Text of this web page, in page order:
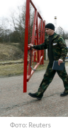
Фото: Reuters